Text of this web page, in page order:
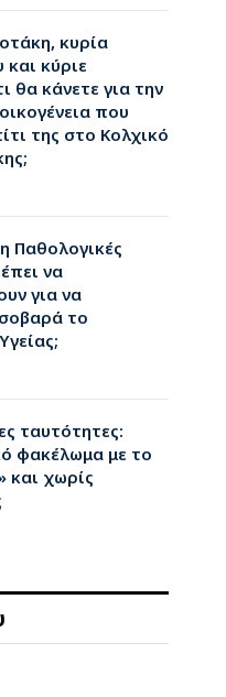
κυρία
κύριε
θα κάνετε για την
που
της στο Κολχικό
Παθολογικές
να
για να
το
ταυτότητες:
φακέλωμα με το
και χωρίς